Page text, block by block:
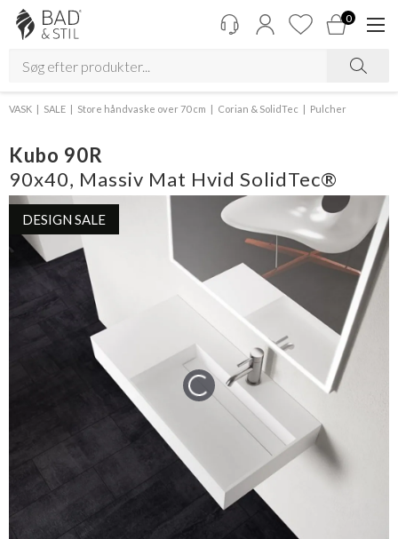
0
VASK SALE Store håndvaske over 70 cm Corian & SolidTec Pulcher
Kubo 90R
90x40, Massiv Mat Hvid SolidTec®
DESIGN SALE